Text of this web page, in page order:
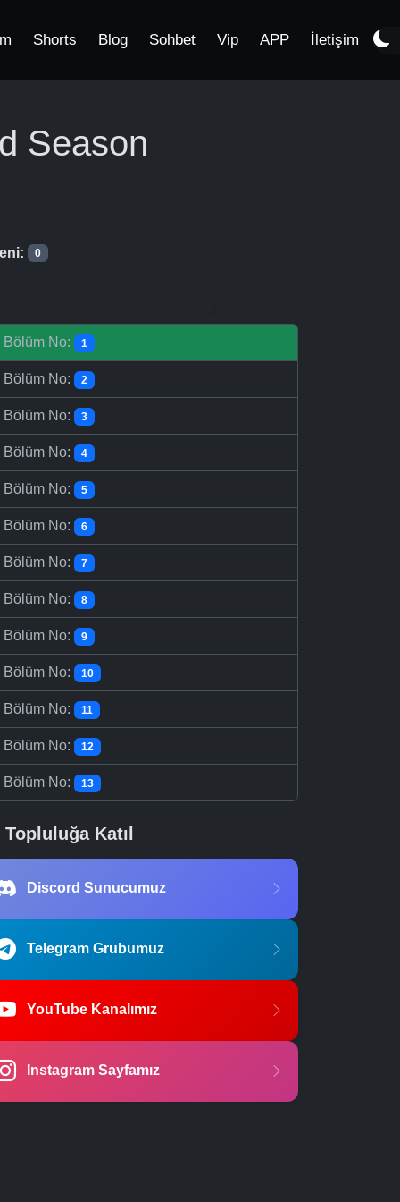
Shorts Blog Sohbet Vip APP İletişim
Season
0
Bölüm No: 1
Bölüm No: 2
Bölüm No: 3
Bölüm No: 4
Bölüm No: 5
Bölüm No: 6
Bölüm No: 7
Bölüm No: 8
Bölüm No: 9
Bölüm No: 10
Bölüm No: 11
Bölüm No: 12
Bölüm No: 13
Topluluğa Katıl
Discord Sunucumuz
Telegram Grubumuz
YouTube Kanalımız
Instagram Sayfamız